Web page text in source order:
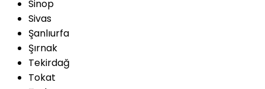
Sinop
Sivas
Şanlıurfa
Şırnak
Tekirdağ
Tokat